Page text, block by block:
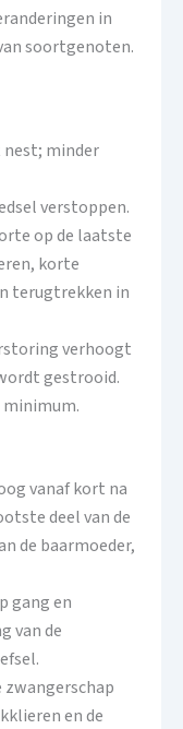
in
soortgenoten.
nest; minder
verstoppen.
op de laatste
korte
terugtrekken in
verhoogt
gestrooid.
vanaf kort na
deel van de
de baarmoeder,
gang en
van de
en de